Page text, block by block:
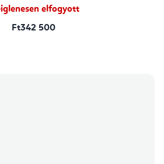
elfogyott
Ft342 500